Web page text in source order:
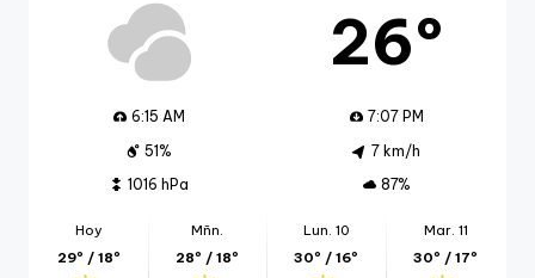
26º
6:15 AM
7:07 PM
51%
7 km/h
1016 hPa
87%
Hoy
29º / 18º
Mñn.
28º / 18º
Lun. 10
30º / 16º
Mar. 11
30º / 17º